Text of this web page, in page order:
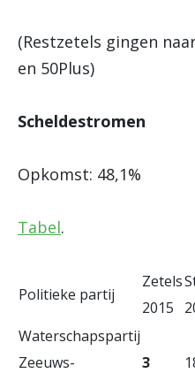
(Restzetels gingen
en 50Plus)
Scheldestromen
Opkomst: 48,1%
Tabel.
Politieke partij
Zetels
2015
Waterschapspartij
Zeeuws-
3